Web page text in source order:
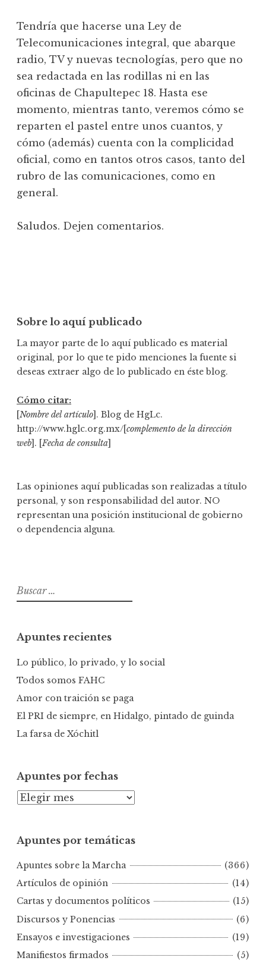
Tendría que hacerse una Ley de
Telecomunicaciones integral, que abarque
radio, TV y nuevas tecnologías, pero que no
sea redactada en las rodillas ni en las
oficinas de Chapultepec 18. Hasta ese
momento, mientras tanto, veremos cómo se
reparten el pastel entre unos cuantos, y
cómo (además) cuenta con la complicidad
oficial, como en tantos otros casos, tanto del
rubro de las comunicaciones, como en
general.
Saludos. Dejen comentarios.
Sobre lo aquí publicado
La mayor parte de lo aquí publicado es material
original, por lo que te pido menciones la fuente si
deseas extraer algo de lo publicado en éste blog.
Cómo citar:
[Nombre del artículo]. Blog de HgLc.
http://www.hglc.org.mx/[complemento de la dirección
web]. [Fecha de consulta]
Las opiniones aquí publicadas son realizadas a título
personal, y son responsabilidad del autor. NO
representan una posición institucional de gobierno
o dependencia alguna.
B
u
r
Apuntes recientes
Lo público, lo privado, y lo social
Todos somos FAHC
Amor con traición se paga
El PRI de siempre, en Hidalgo, pintado de guinda
La farsa de Xóchitl
Apuntes por fechas
A
n
e
s
p
r
f
e
Apuntes por temáticas
Apuntes sobre la Marcha
(366)
Artículos de opinión
(14)
Cartas y documentos políticos
(15)
Discursos y Ponencias
(6)
Ensayos e investigaciones
(19)
Manifiestos firmados
(5)